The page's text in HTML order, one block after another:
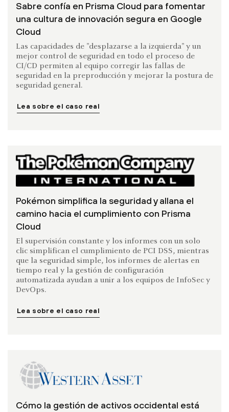
Sabre confía en Prisma Cloud para fomentar
una cultura de innovación segura en Google
Cloud
Las capacidades de "desplazarse a la izquierda" y un
mejor control de seguridad en todo el proceso de
CI/CD permiten al equipo corregir las fallas de
seguridad en la preproducción y mejorar la postura de
seguridad general.
Lea sobre el caso real
Pokémon simplifica la seguridad y allana el
camino hacia el cumplimiento con Prisma
Cloud
El supervisión constante y los informes con un solo
clic simplifican el cumplimiento de PCI DSS, mientras
que la seguridad simple, los informes de alertas en
tiempo real y la gestión de configuración
automatizada ayudan a unir a los equipos de InfoSec y
DevOps.
Lea sobre el caso real
Cómo la gestión de activos occidental está